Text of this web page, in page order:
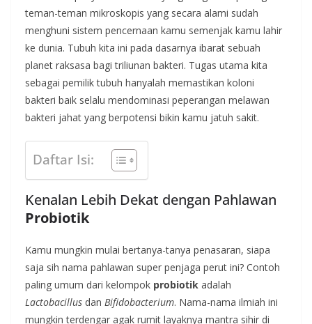
teman-teman mikroskopis yang secara alami sudah
menghuni sistem pencernaan kamu semenjak kamu lahir
ke dunia. Tubuh kita ini pada dasarnya ibarat sebuah
planet raksasa bagi triliunan bakteri. Tugas utama kita
sebagai pemilik tubuh hanyalah memastikan koloni
bakteri baik selalu mendominasi peperangan melawan
bakteri jahat yang berpotensi bikin kamu jatuh sakit.
Daftar Isi:
Kenalan Lebih Dekat dengan Pahlawan
Probiotik
Kamu mungkin mulai bertanya-tanya penasaran, siapa
saja sih nama pahlawan super penjaga perut ini? Contoh
paling umum dari kelompok probiotik adalah
Lactobacillus dan Bifidobacterium. Nama-nama ilmiah ini
mungkin terdengar agak rumit layaknya mantra sihir di